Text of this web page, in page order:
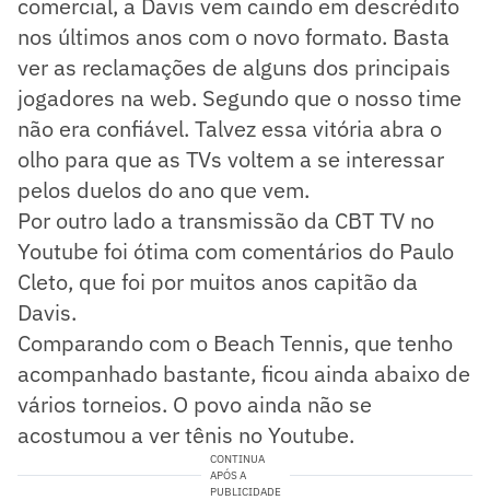
nos últimos anos com o novo formato. Basta
ver as reclamações de alguns dos principais
jogadores na web. Segundo que o nosso time
não era confiável. Talvez essa vitória abra o
olho para que as TVs voltem a se interessar
pelos duelos do ano que vem.
Por outro lado a transmissão da CBT TV no
Youtube foi ótima com comentários do Paulo
Cleto, que foi por muitos anos capitão da
Davis.
Comparando com o Beach Tennis, que tenho
acompanhado bastante, ficou ainda abaixo de
vários torneios. O povo ainda não se
acostumou a ver tênis no Youtube.
CONTINUA
APÓS A
PUBLICIDADE